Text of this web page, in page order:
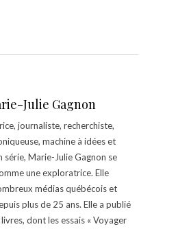
Julie Gagnon
journaliste, recherchiste,
machine à idées et
série, Marie-Julie Gagnon se
une exploratrice. Elle
médias québécois et
plus de 25 ans. Elle a publié
dont les essais « Voyager